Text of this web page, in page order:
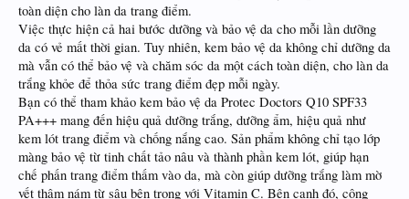
toàn diện cho làn da trang điểm.
Việc thực hiện cả hai bước dưỡng và bảo vệ da cho mỗi lần dưỡng
da có vẻ mất thời gian. Tuy nhiên, kem bảo vệ da không chỉ dưỡng da
mà vẫn có thể bảo vệ và chăm sóc da một cách toàn diện, cho làn da
trắng khỏe để thỏa sức trang điểm đẹp mỗi ngày.
Bạn có thể tham khảo kem bảo vệ da Protec Doctors Q10 SPF33
PA+++ mang đến hiệu quả dưỡng trắng, dưỡng ẩm, hiệu quả như
kem lót trang điểm và chống nắng cao. Sản phẩm không chỉ tạo lớp
màng bảo vệ từ tinh chất tảo nâu và thành phần kem lót, giúp hạn
chế phấn trang điểm thấm vào da, mà còn giúp dưỡng trắng làm mờ
vết thâm nám từ sâu bên trong với Vitamin C. Bên cạnh đó, công